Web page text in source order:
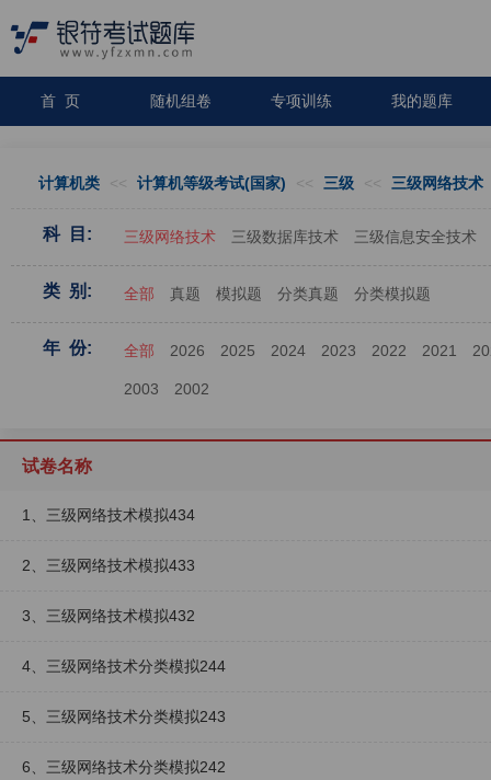
首 页 随机组卷 专项训练 我的题库
计算机类 << 计算机等级考试(国家) << 三级 << 三级网络技术
科 目: 三级网络技术 三级数据库技术 三级信息安全技术
类 别: 全部 真题 模拟题 分类真题 分类模拟题
年 份: 全部 2026 2025 2024 2023 2022 2021
2003 2002
试卷名称
1、三级网络技术模拟434
2、三级网络技术模拟433
3、三级网络技术模拟432
4、三级网络技术分类模拟244
5、三级网络技术分类模拟243
6、三级网络技术分类模拟242